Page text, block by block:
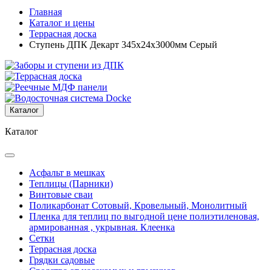
Главная
Каталог и цены
Террасная доска
Ступень ДПК Декарт 345х24х3000мм Серый
Каталог
Каталог
Асфальт в мешках
Теплицы (Парники)
Винтовые сваи
Поликарбонат Сотовый, Кровельный, Монолитный
Пленка для теплиц по выгодной цене полиэтиленовая,
армированная , укрывная. Клеенка
Сетки
Террасная доска
Грядки садовые